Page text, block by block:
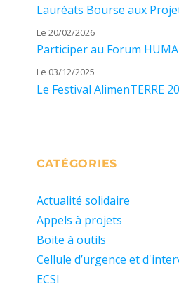
Lauréats Bourse aux
Le 20/02/2026
Participer au Forum
Le 03/12/2025
Le Festival AlimenTERRE
CATÉGORIES
Actualité solidaire
Appels à projets
Boite à outils
Cellule d’urgence et
ECSI